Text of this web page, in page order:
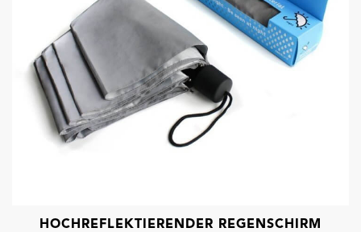
HOCHREFLEKTIERENDER REGENSCHIRM